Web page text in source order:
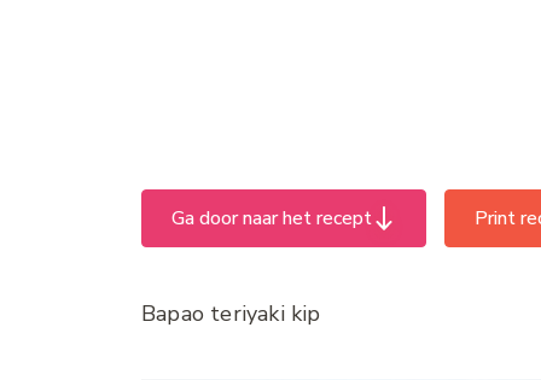
Ga door naar het recept Print
Bapao teriyaki kip